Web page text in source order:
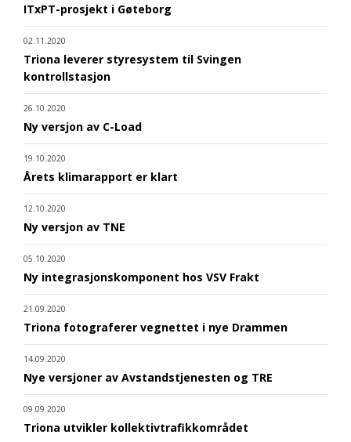
ITxPT-prosjekt i Gøteborg
02.11.2020
Triona leverer styresystem til Svingen
kontrollstasjon
26.10.2020
Ny versjon av C-Load
19.10.2020
Årets klimarapport er klart
12.10.2020
Ny versjon av TNE
05.10.2020
Ny integrasjonskomponent hos VSV Frakt
21.09.2020
Triona fotograferer vegnettet i nye Drammen
14.09.2020
Nye versjoner av Avstandstjenesten og TRE
09.09.2020
Triona utvikler kollektivtrafikkområdet